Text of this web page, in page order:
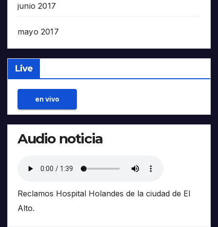
junio 2017
mayo 2017
Live
en vivo
Audio noticia
Reclamos Hospital Holandes de la ciudad de El
Alto.